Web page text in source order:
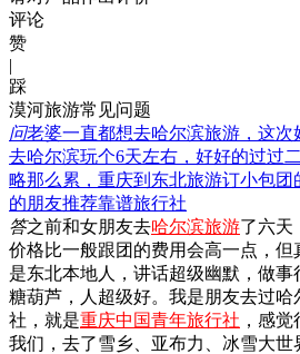
评论
赞
|
踩
漠河旅游常见问题
问老婆一直都想去哈尔滨旅游，这
去哈尔滨玩个6天左右，好好的过过
略那么累，重庆到东北旅游订小包
的朋友推荐靠谱旅行社
答之前和女朋友去哈尔滨旅游了六天
价格比一般跟团的费用会高一点，
是东北本地人，讲话超级幽默，做
糖葫芦，人超级好。我是朋友去过
社，就是重庆中国青年旅行社 ，感
我们，去了雪乡、亚布力、冰雪大